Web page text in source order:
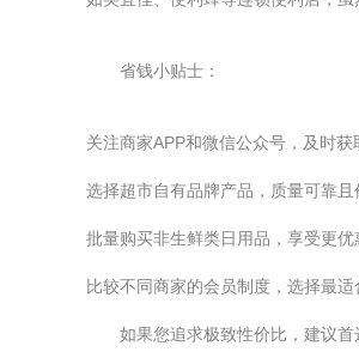
省钱小贴士：
关注商家APP和微信公众号，及时获
选择超市自有品牌产品，质量可靠且
批量购买非生鲜类日用品，享受更优
比较不同商家的会员制度，选择最
如果您追求极致性价比，建议